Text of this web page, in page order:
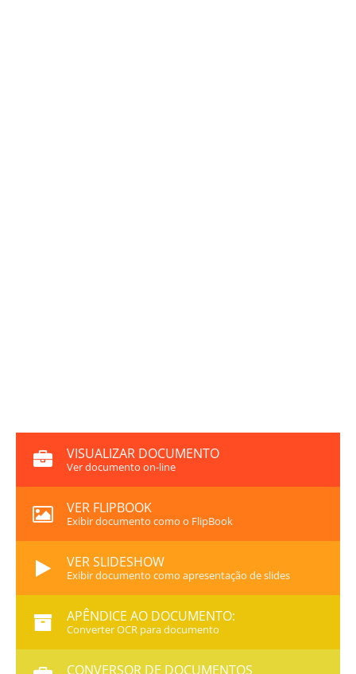
VISUALIZAR DOCUMENTO
Ver documento on-line
VER FLIPBOOK
Exibir documento como o FlipBook
VER SLIDESHOW
Exibir documento como apresentação de slides
APÊNDICE AO DOCUMENTO:
Converter OCR para documento
CONVERSOR DE DOCUMENTOS